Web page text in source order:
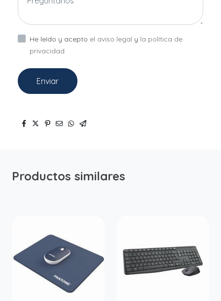
He leído y acepto el aviso legal y la política de
privacidad
Enviar
Productos similares